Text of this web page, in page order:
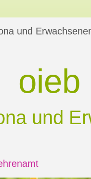
und
oieb
und